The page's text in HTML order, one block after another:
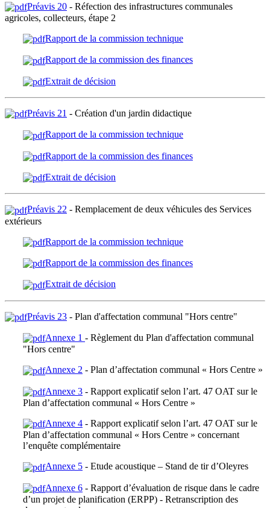
Préavis 20 - Réfection des infrastructures communales
agricoles, collecteurs, étape 2
Rapport de la commission technique
Rapport de la commission des finances
Extrait de décision
Préavis 21 - Création d'un jardin didactique
Rapport de la commission technique
Rapport de la commission des finances
Extrait de décision
Préavis 22 - Remplacement de deux véhicules des Services
extérieurs
Rapport de la commission technique
Rapport de la commission des finances
Extrait de décision
Préavis 23 - Plan d'affectation communal "Hors centre"
Annexe 1 - Règlement du Plan d'affectation communal
"Hors centre"
Annexe 2 - Plan d’affectation communal « Hors Centre »
Annexe 3 - Rapport explicatif selon l’art. 47 OAT sur le
Plan d’affectation communal « Hors Centre »
Annexe 4 - Rapport explicatif selon l’art. 47 OAT sur le
Plan d’affectation communal « Hors Centre » concernant
l’enquête complémentaire
Annexe 5 - Etude acoustique – Stand de tir d’Oleyres
Annexe 6 - Rapport d’évaluation de risque dans le cadre
d’un projet de planification (ERPP) - Retranscription des